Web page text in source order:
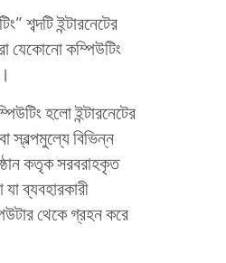
শব্দটি ইন্টারনেটের
যেকোনো কম্পিউটিং
হলো ইন্টারনেটের
স্বল্পমুল্যে বিভিন্ন
কতৃক সরবরাহকৃত
ব্যবহারকারী
থেকে গ্রহন করে